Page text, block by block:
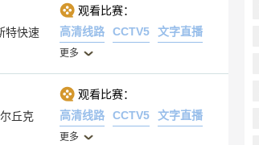
特快速
观看比赛：
高清线路
CCTV5 文字直播
更多
丘克
观看比赛：
高清线路
CCTV5 文字直播
更多